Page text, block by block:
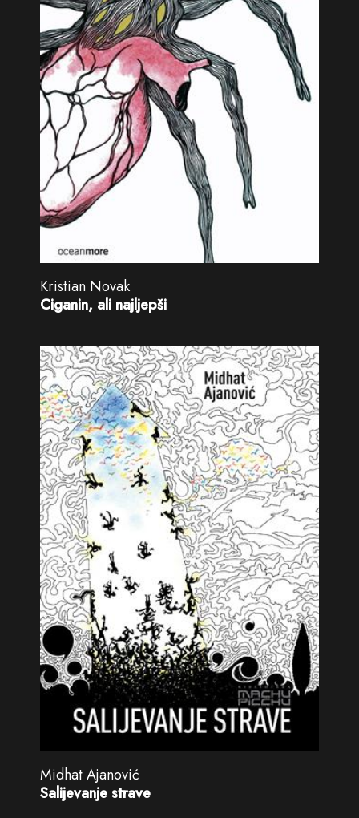
Kristian Novak
Ciganin, ali najljepši
Midhat Ajanović
Salijevanje strave